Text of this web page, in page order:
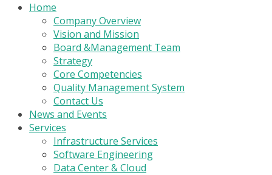
Home
Company Overview
Vision and Mission
Board &Management Team
Strategy
Core Competencies
Quality Management System
Contact Us
News and Events
Services
Infrastructure Services
Software Engineering
Data Center & Cloud